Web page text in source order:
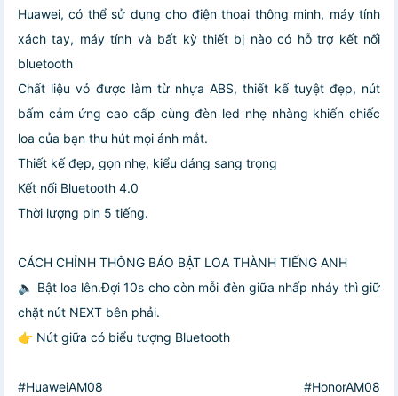
Huawei, có thể sử dụng cho điện thoại thông minh, máy tính
xách tay, máy tính và bất kỳ thiết bị nào có hỗ trợ kết nối
bluetooth
Chất liệu vỏ được làm từ nhựa ABS, thiết kế tuyệt đẹp, nút
bấm cảm ứng cao cấp cùng đèn led nhẹ nhàng khiến chiếc
loa của bạn thu hút mọi ánh mắt.
Thiết kế đẹp, gọn nhẹ, kiểu dáng sang trọng
Kết nối Bluetooth 4.0
Thời lượng pin 5 tiếng.
CÁCH CHỈNH THÔNG BÁO BẬT LOA THÀNH TIẾNG ANH
🔈 Bật loa lên.Đợi 10s cho còn mỗi đèn giữa nhấp nháy thì giữ
chặt nút NEXT bên phải.
👉 Nút giữa có biểu tượng Bluetooth
#HuaweiAM08 #HonorAM08